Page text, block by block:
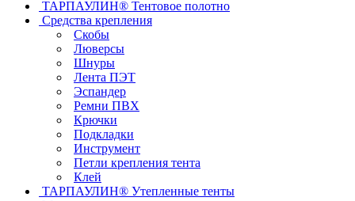
ТАРПАУЛИН® Тентовое полотно
Средства крепления
Скобы
Люверсы
Шнуры
Лента ПЭТ
Эспандер
Ремни ПВХ
Крючки
Подкладки
Инструмент
Петли крепления тента
Клей
ТАРПАУЛИН® Утепленные тенты